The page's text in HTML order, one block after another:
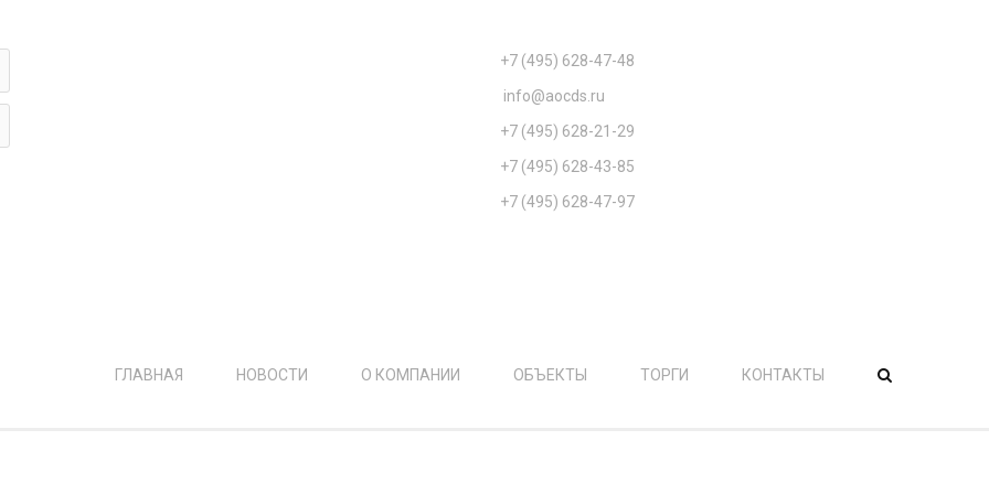
+7 (495) 628-47-48
info@aocds.ru
+7 (495) 628-21-29
+7 (495) 628-43-85
+7 (495) 628-47-97
ГЛАВНАЯ НОВОСТИ О КОМПАНИИ ОБЪЕКТЫ ТОРГИ КОНТАКТЫ